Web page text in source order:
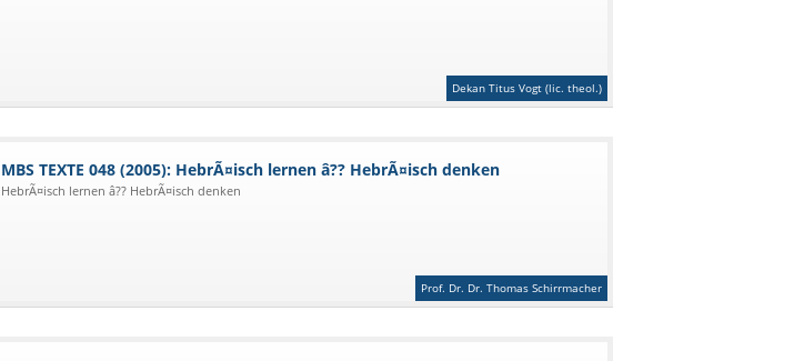
Dekan Titus Vogt (lic. theol.)
MBS TEXTE 048 (2005): HebrÃ¤isch lernen â?? HebrÃ¤isch denken
HebrÃ¤isch lernen â?? HebrÃ¤isch denken
Prof. Dr. Dr. Thomas Schirrmacher